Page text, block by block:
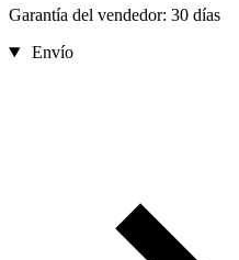
Garantía del vendedor: 30 días
Envío